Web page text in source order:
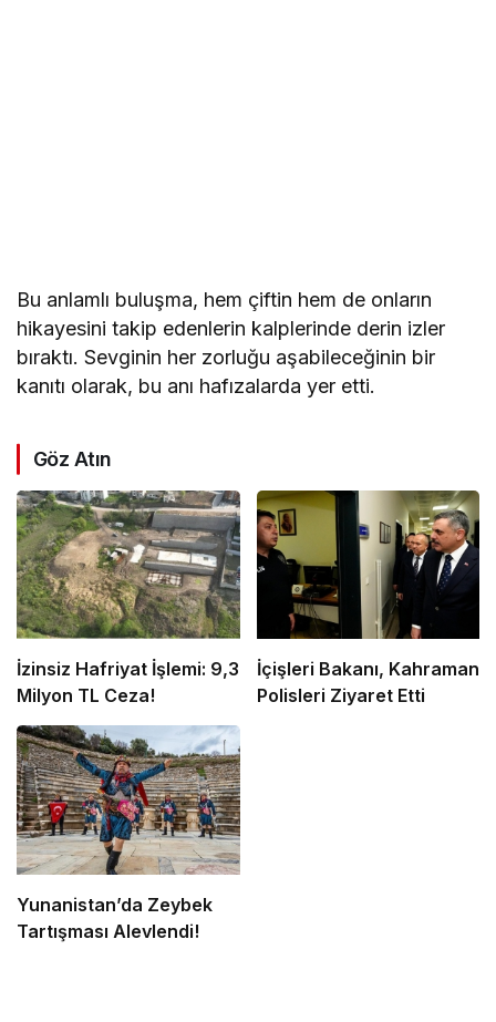
Bu anlamlı buluşma, hem çiftin hem de onların
hikayesini takip edenlerin kalplerinde derin izler
bıraktı. Sevginin her zorluğu aşabileceğinin bir
kanıtı olarak, bu anı hafızalarda yer etti.
Göz Atın
İzinsiz Hafriyat İşlemi: 9,3
Milyon TL Ceza!
İçişleri Bakanı, Kahraman
Polisleri Ziyaret Etti
Yunanistan’da Zeybek
Tartışması Alevlendi!